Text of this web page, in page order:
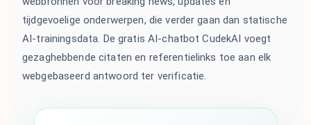
tijdgevoelige onderwerpen, die verder gaan dan statische
AI-trainingsdata. De gratis AI-chatbot CudekAI voegt
gezaghebbende citaten en referentielinks toe aan elk
webgebaseerd antwoord ter verificatie.